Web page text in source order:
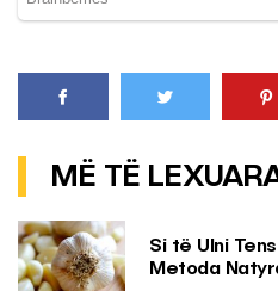
MË TË
Si të Ulni
Metoda